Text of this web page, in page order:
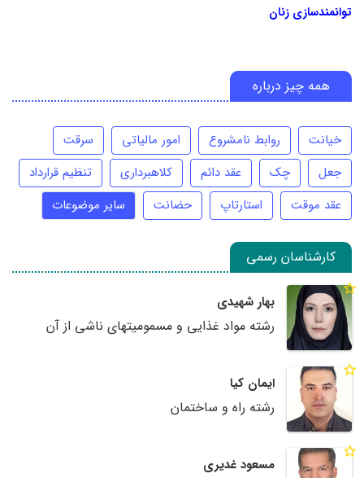
توانمندسازی زنان
همه چیز درباره
خیانت روابط نامشروع امور مالیاتی
سرقت
جعل
چک عقد دائم کلاهبرداری
تنظیم قرارداد
عقد موقت
استارتاپ حضانت سایر موضوعات
کارشناسان رسمی
بهار شهیدی
رشته مواد غذایی و مسمومیتهای ناشی از آن
ایمان کیا
رشته راه و ساختمان
مسعود غدیری